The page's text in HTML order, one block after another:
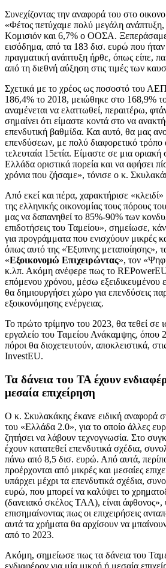
Συνεχίζοντας την αναφορά του στο
«Φέτος πετύχαμε πολύ μεγάλη
Κομισιόν και 6,7% ο ΟΟΣΑ.
εισόδημα, από τα 183 δισ. ευρώ που
πραγματική ανάπτυξη ήρθε, όπως είπε,
από τη διεθνή αύξηση στις τιμές των
Σχετικά με το χρέος ως ποσοστό του
186,4% το 2018, μειώθηκε στο 168,9%
αναμένεται να ελαττωθεί, περαιτέρω,
σημαίνει ότι είμαστε κοντά στο να
επενδυτική βαθμίδα. Και αυτό, θα μας
επενδύσεων, με πολύ διαφορετικό τρόπο
τελευταία 15ετία. Είμαστε σε μια οριακή
Ελλάδα οριστικά πορεία και να αφήσει
χρόνια που ζήσαμε», τόνισε ο κ.
Από εκεί και πέρα, χαρακτήρισε «κλειδί»
της ελληνικής οικονομίας τους πόρους
μας να δαπανηθεί το 85%-90% των
επιδοτήσεις του Ταμείου», σημείωσε,
για προγράμματα που ενισχύουν μικρές
όπως αυτό της «Έξυπνης μεταποίησης»,
«Εξοικονομώ Επιχειρώντας», τον
κ.λπ. Ακόμη ανέφερε πως το
επόμενου χρόνου, μέσω εξειδικευμένου
θα δημιουργήσει χώρο για επενδύσεις
εξοικονόμησης ενέργειας.
Το πρώτο τρίμηνο του 2023, θα τεθεί σε
εργαλείο του Ταμείου Ανάκαμψης, όπου
πόροι θα διοχετευτούν, αποκλειστικά,
InvestEU.
Τα δάνεια του ΤΑ έχουν
μεσαία επιχείρηση
Ο κ. Σκυλακάκης έκανε ειδική αναφορά
του «Ελλάδα 2.0», για το οποίο άλλες
ζητήσει να λάβουν τεχνογνωσία. Στο
έχουν κατατεθεί επενδυτικά σχέδια,
πάνω από 8,5 δισ. ευρώ. Από αυτά,
προέρχονται από μικρές και μεσαίες
υπάρχει μέχρι τα επενδυτικά σχέδια,
ευρώ, που μπορεί να καλύψει το
(δανειακό σκέλος ΤΑΑ), είναι άφθονος»,
επισημαίνοντας πως οι επιχειρήσεις
αυτά τα χρήματα θα αρχίσουν να
από το 2023.
Ακόμη, σημείωσε πως τα δάνεια του
ενδιαφέρον για μία μικρή ή μεσαία